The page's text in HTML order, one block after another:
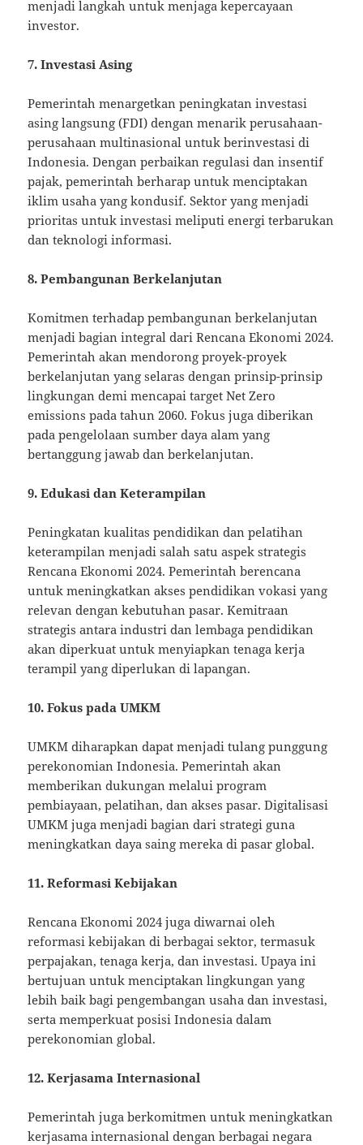
menjadi langkah untuk menjaga kepercayaan
investor.
7. Investasi Asing
Pemerintah menargetkan peningkatan investasi
asing langsung (FDI) dengan menarik perusahaan-
perusahaan multinasional untuk berinvestasi di
Indonesia. Dengan perbaikan regulasi dan insentif
pajak, pemerintah berharap untuk menciptakan
iklim usaha yang kondusif. Sektor yang menjadi
prioritas untuk investasi meliputi energi terbarukan
dan teknologi informasi.
8. Pembangunan Berkelanjutan
Komitmen terhadap pembangunan berkelanjutan
menjadi bagian integral dari Rencana Ekonomi 2024.
Pemerintah akan mendorong proyek-proyek
berkelanjutan yang selaras dengan prinsip-prinsip
lingkungan demi mencapai target Net Zero
emissions pada tahun 2060. Fokus juga diberikan
pada pengelolaan sumber daya alam yang
bertanggung jawab dan berkelanjutan.
9. Edukasi dan Keterampilan
Peningkatan kualitas pendidikan dan pelatihan
keterampilan menjadi salah satu aspek strategis
Rencana Ekonomi 2024. Pemerintah berencana
untuk meningkatkan akses pendidikan vokasi yang
relevan dengan kebutuhan pasar. Kemitraan
strategis antara industri dan lembaga pendidikan
akan diperkuat untuk menyiapkan tenaga kerja
terampil yang diperlukan di lapangan.
10. Fokus pada UMKM
UMKM diharapkan dapat menjadi tulang punggung
perekonomian Indonesia. Pemerintah akan
memberikan dukungan melalui program
pembiayaan, pelatihan, dan akses pasar. Digitalisasi
UMKM juga menjadi bagian dari strategi guna
meningkatkan daya saing mereka di pasar global.
11. Reformasi Kebijakan
Rencana Ekonomi 2024 juga diwarnai oleh
reformasi kebijakan di berbagai sektor, termasuk
perpajakan, tenaga kerja, dan investasi. Upaya ini
bertujuan untuk menciptakan lingkungan yang
lebih baik bagi pengembangan usaha dan investasi,
serta memperkuat posisi Indonesia dalam
perekonomian global.
12. Kerjasama Internasional
Pemerintah juga berkomitmen untuk meningkatkan
kerjasama internasional dengan berbagai negara